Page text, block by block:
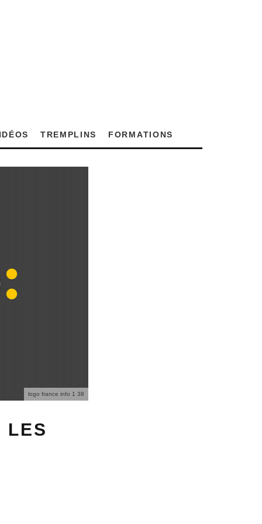
TREMPLINS FORMATIONS
logo france info 1 38
LES